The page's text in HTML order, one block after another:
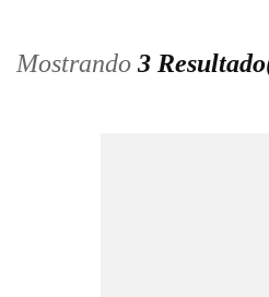
Mostrando 3